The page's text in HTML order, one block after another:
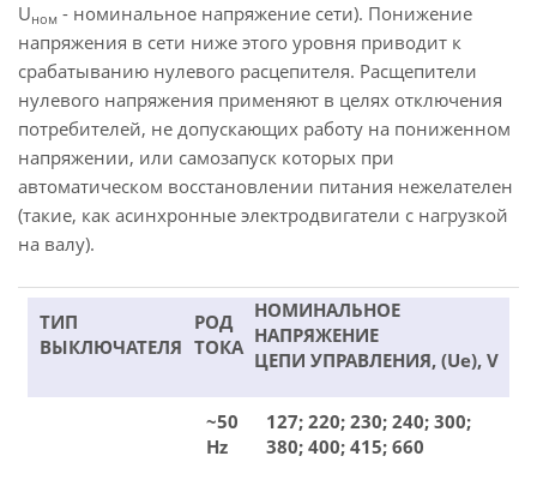
Uном - номинальное напряжение сети). Понижение
напряжения в сети ниже этого уровня приводит к
срабатыванию нулевого расцепителя. Расщепители
нулевого напряжения применяют в целях отключения
потребителей, не допускающих работу на пониженном
напряжении, или самозапуск которых при
автоматическом восстановлении питания нежелателен
(такие, как асинхронные электродвигатели с нагрузкой
на валу).
ТИП
ВЫКЛЮЧАТЕЛЯ
РОД
ТОКА
НОМИНАЛЬНОЕ
НАПРЯЖЕНИЕ
ЦЕПИ УПРАВЛЕНИЯ, (Ue), V
~50
Hz
127; 220; 230; 240; 300;
380; 400; 415; 660